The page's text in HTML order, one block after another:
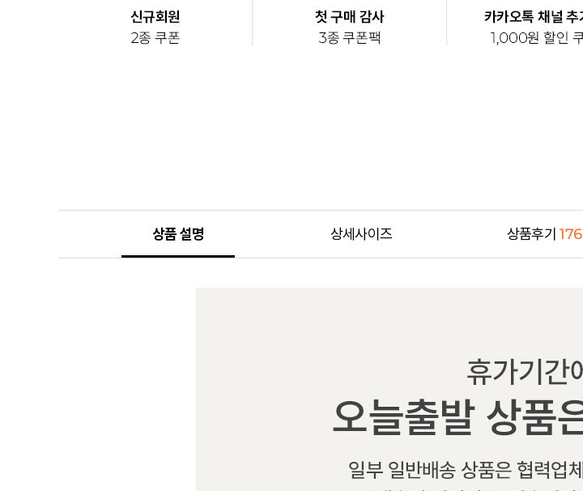
상품 설명 상세사이즈 상품후기176